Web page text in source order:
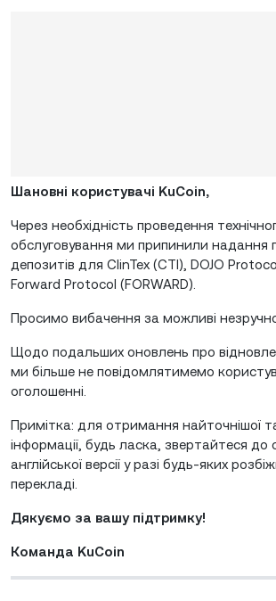
Шановні користувачі KuCoin,
Через необхідність проведення
обслуговування ми припинили надання
депозитів для ClinTex (CTI), DOJO
Forward Protocol (FORWARD).
Просимо вибачення за можливі
Щодо подальших оновлень про
ми більше не повідомлятимемо
оголошенні.
Примітка: для отримання найточнішої
інформації, будь ласка, звертайтеся до
англійської версії у разі будь-яких
перекладі.
Дякуємо за вашу підтримку!
Команда KuCoin